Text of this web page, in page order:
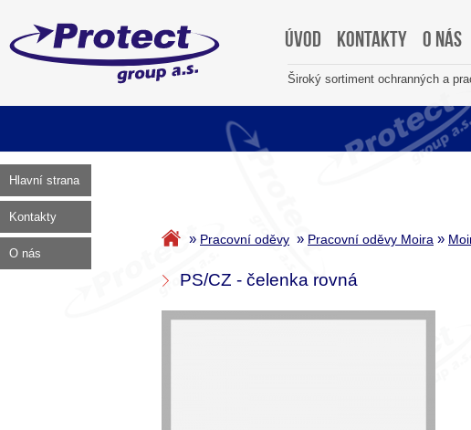
» Pracovní oděvy » Pracovní oděvy Moira »
PS/CZ - čelenka rovná
Hlavní strana
Kontakty
O nás
Úvod Kontakty O nás
Široký sortiment ochranných a